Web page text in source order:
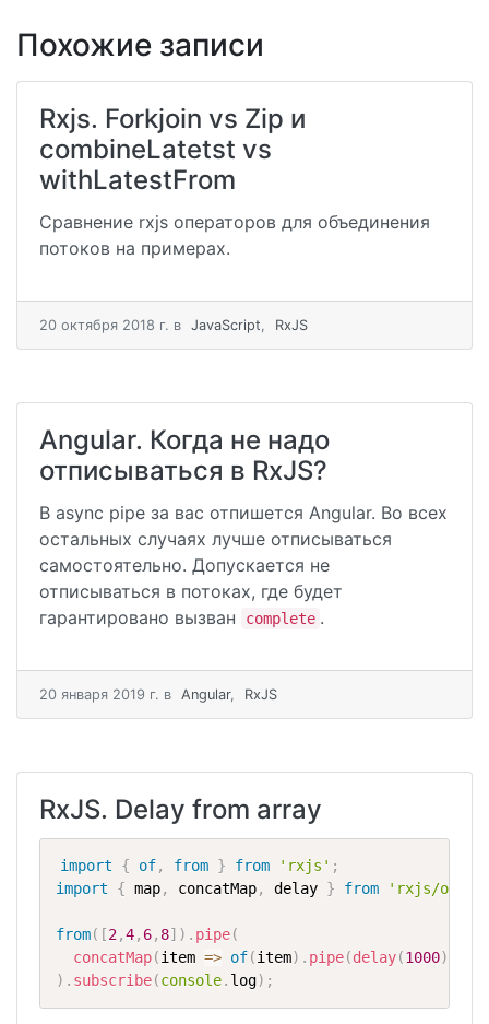
Похожие записи
Rxjs. Forkjoin vs Zip и
combineLatetst vs
withLatestFrom
Сравнение rxjs операторов для объединения
потоков на примерах.
20 октября 2018 г. в JavaScript, RxJS
Angular. Когда не надо
отписываться в RxJS?
В async pipe за вас отпишется Angular. Во всех
остальных случаях лучше отписываться
самостоятельно. Допускается не
отписываться в потоках, где будет
гарантировано вызван
complete .
20 января 2019 г. в Angular, RxJS
RxJS. Delay from array
import { of, from } from 'rxjs' ;
import
{ map, concatMap, delay } from 'rxjs/
from( [2,4, 6, 8] ) . pipe(
concatMap(item => of(item) . pipe(delay(1000)
) . subscribe(console. log) ;